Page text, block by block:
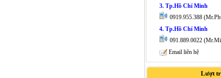
3. Tp.Hồ Chí Minh
0919.955.388
4. Tp.Hồ Chí Minh
091.889.0022
Email liên hệ
Lượt